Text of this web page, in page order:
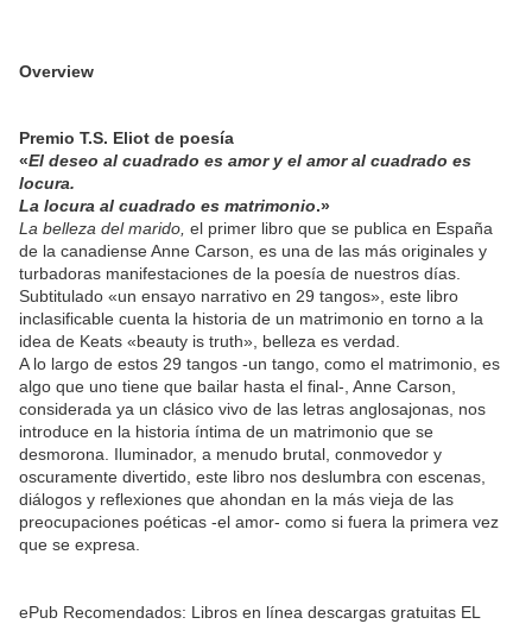
Overview
Premio T.S. Eliot de poesía
«El deseo al cuadrado es amor y el amor al cuadrado es
locura.
La locura al cuadrado es matrimonio.»
La belleza del marido, el primer libro que se publica en España
de la canadiense Anne Carson, es una de las más originales y
turbadoras manifestaciones de la poesía de nuestros días.
Subtitulado «un ensayo narrativo en 29 tangos», este libro
inclasificable cuenta la historia de un matrimonio en torno a la
idea de Keats «beauty is truth», belleza es verdad.
A lo largo de estos 29 tangos -un tango, como el matrimonio, es
algo que uno tiene que bailar hasta el final-, Anne Carson,
considerada ya un clásico vivo de las letras anglosajonas, nos
introduce en la historia íntima de un matrimonio que se
desmorona. Iluminador, a menudo brutal, conmovedor y
oscuramente divertido, este libro nos deslumbra con escenas,
diálogos y reflexiones que ahondan en la más vieja de las
preocupaciones poéticas -el amor- como si fuera la primera vez
que se expresa.
ePub Recomendados: Libros en línea descargas gratuitas EL